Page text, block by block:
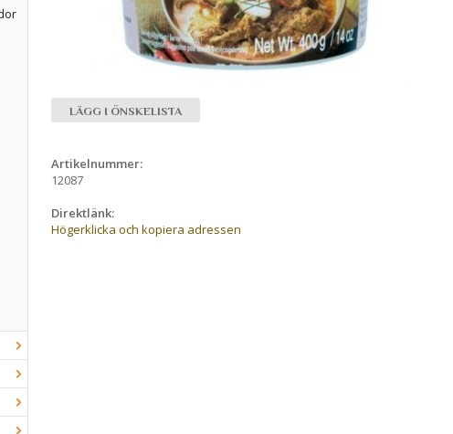
LÄGG I ÖNSKELISTA
Artikelnummer:
12087
Direktlänk:
Högerklicka och kopiera adressen